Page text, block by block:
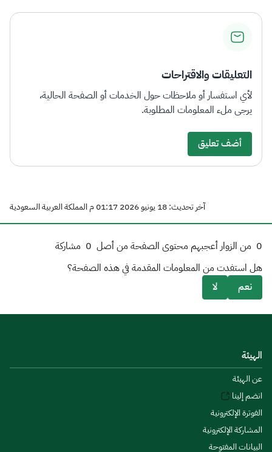
التعليقات والاقتراحات
لأي استفسار أو ملاحظات حول الخدمات أو الصفحة الحالية،
يرجى ملء المعلومات المطلوبة.
أضف تعليق
آخر تحديث: 18 يونيو 2026 01:17 م المملكة العربية السعودية
0 من الزوار أعجبهم محتوى الصفحة من أصل 0 مشاركة
هل استفدت من المعلومات المقدمة في هذه الصفحة؟
نعم
لا
الهيئة
عن الهيئة
انضم إلينا
الفوترة الإلكترونية
المشاركة الإلكترونية
البيانات المفتوحة